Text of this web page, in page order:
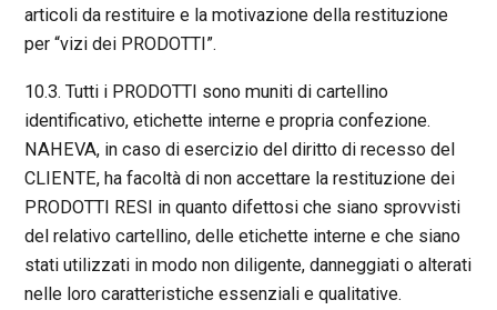
articoli da restituire e la motivazione della restituzione
per “vizi dei PRODOTTI”.
10.3. Tutti i PRODOTTI sono muniti di cartellino
identificativo, etichette interne e propria confezione.
NAHEVA, in caso di esercizio del diritto di recesso del
CLIENTE, ha facoltà di non accettare la restituzione dei
PRODOTTI RESI in quanto difettosi che siano sprovvisti
del relativo cartellino, delle etichette interne e che siano
stati utilizzati in modo non diligente, danneggiati o alterati
nelle loro caratteristiche essenziali e qualitative.